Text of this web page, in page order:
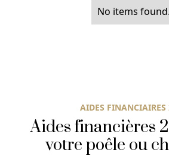
No items found.
AIDES FINANCIAIRES
Aides financières
votre poêle ou